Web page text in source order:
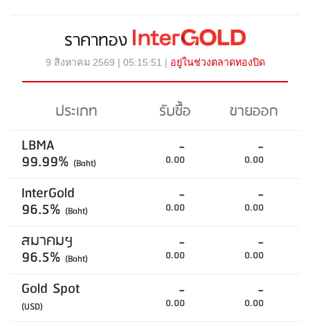
ราคาทอง
9 สิงหาคม 2569 | 05:15:51 | อยู่ในช่วงตลาดทองปิด
ประเภท รับซื้อ
ขายออก
LBMA
99.99% (Baht)
-
0.00
-
0.00
InterGold
96.5% (Baht)
-
0.00
-
0.00
สมาคมฯ
96.5% (Baht)
-
0.00
-
0.00
Gold Spot
(USD)
-
0.00
-
0.00